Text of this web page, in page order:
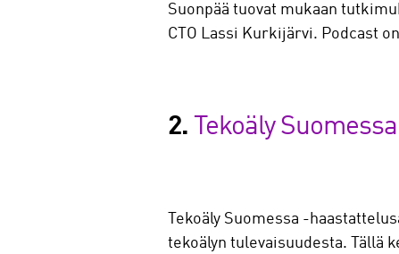
Suonpää tuovat mukaan
CTO Lassi Kurkijärvi. Podcast
2. Tekoäly
Tekoäly Suomessa -
tekoälyn tulevaisuudesta. Tällä